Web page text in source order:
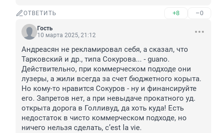
ОТВЕТИТЬ +8 –0
Гость
10 марта 2025, 21:12
Андреасян не рекламировал себя, а сказал, что
Тарковский и др., типа Сокурова... - guano.
Действительно, при коммерческом подходе они
лузеры, а жили всегда за счет бюджетного корыта.
Но кому-то нравится Сокуров - ну и финансируйте
его. Запретов нет, а при невыдаче прокатного уд.
открыта дорога в Голливуд, да хоть куда! Есть
недостаток в чисто коммерческом подходе, но
ничего нельзя сделать, c’est la vie.